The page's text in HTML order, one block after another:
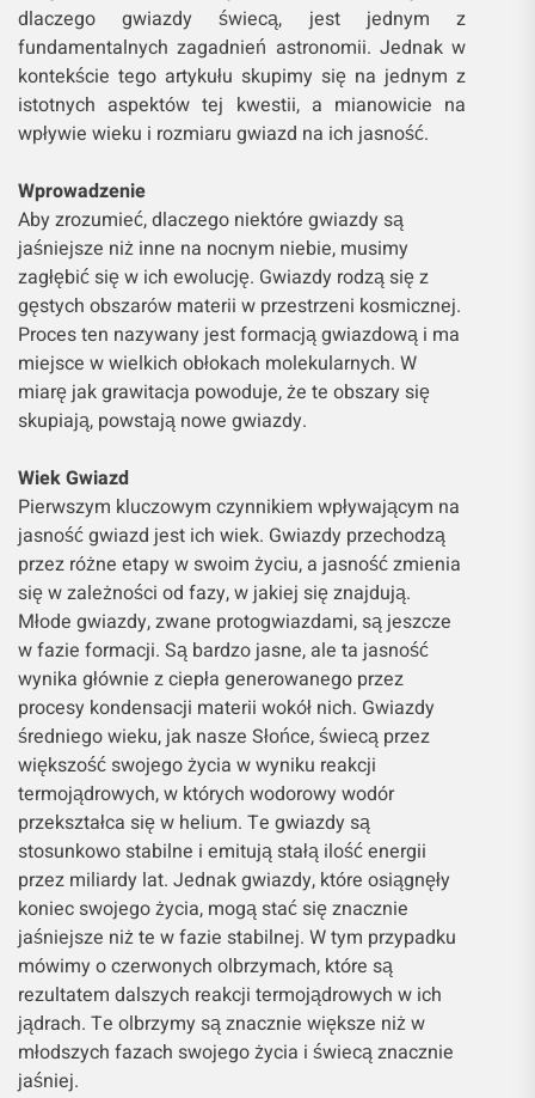
dlaczego gwiazdy świecą, jest jednym z
fundamentalnych zagadnień astronomii. Jednak w
kontekście tego artykułu skupimy się na jednym z
istotnych aspektów tej kwestii, a mianowicie na
wpływie wieku i rozmiaru gwiazd na ich jasność.
Wprowadzenie
Aby zrozumieć, dlaczego niektóre gwiazdy są
jaśniejsze niż inne na nocnym niebie, musimy
zagłębić się w ich ewolucję. Gwiazdy rodzą się z
gęstych obszarów materii w przestrzeni kosmicznej.
Proces ten nazywany jest formacją gwiazdową i ma
miejsce w wielkich obłokach molekularnych. W
miarę jak grawitacja powoduje, że te obszary się
skupiają, powstają nowe gwiazdy.
Wiek Gwiazd
Pierwszym kluczowym czynnikiem wpływającym na
jasność gwiazd jest ich wiek. Gwiazdy przechodzą
przez różne etapy w swoim życiu, a jasność zmienia
się w zależności od fazy, w jakiej się znajdują.
Młode gwiazdy, zwane protogwiazdami, są jeszcze
w fazie formacji. Są bardzo jasne, ale ta jasność
wynika głównie z ciepła generowanego przez
procesy kondensacji materii wokół nich. Gwiazdy
średniego wieku, jak nasze Słońce, świecą przez
większość swojego życia w wyniku reakcji
termojądrowych, w których wodorowy wodór
przekształca się w helium. Te gwiazdy są
stosunkowo stabilne i emitują stałą ilość energii
przez miliardy lat. Jednak gwiazdy, które osiągnęły
koniec swojego życia, mogą stać się znacznie
jaśniejsze niż te w fazie stabilnej. W tym przypadku
mówimy o czerwonych olbrzymach, które są
rezultatem dalszych reakcji termojądrowych w ich
jądrach. Te olbrzymy są znacznie większe niż w
młodszych fazach swojego życia i świecą znacznie
jaśniej.